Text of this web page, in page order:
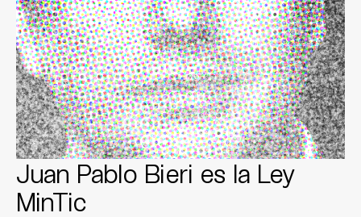
Juan Pablo Bieri es la Ley
MinTic